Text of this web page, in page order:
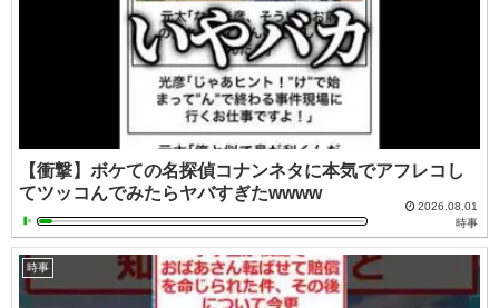
【衝撃】ボケての名探偵コナンネタに本気でアフレコし
てツッコんでみたらヤバすぎたwwww
2026.08.01
時事
時事